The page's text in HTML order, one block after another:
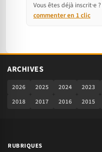
Vous êtes déjà inscrit·e ?
commenter en 1 clic
ARCHIVES
2026 2025 2024 2023
2018
2017 2016 2015
RUBRIQUES